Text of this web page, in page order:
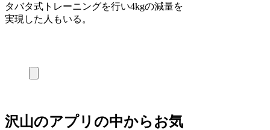
タバタ式トレーニングを行い4kgの減量を
実現した人もいる。
沢山のアプリの中からお気